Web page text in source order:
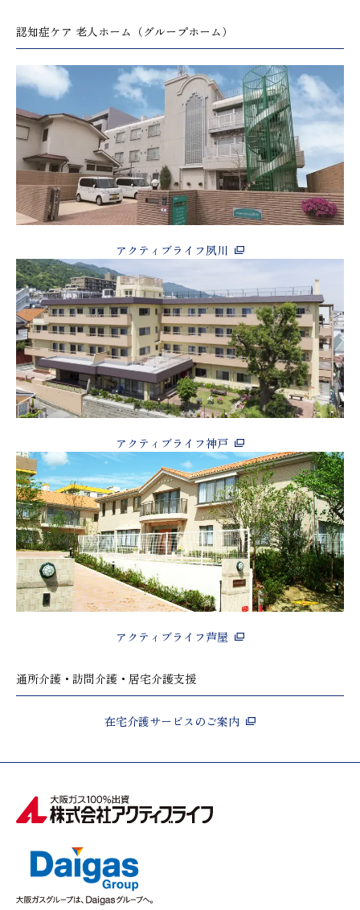
認知症ケア 老人ホーム（グループホーム）
アクティブライフ夙川
アクティブライフ神戸
アクティブライフ芦屋
通所介護・訪問介護・居宅介護支援
在宅介護サービスのご案内